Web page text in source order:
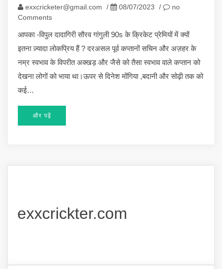
exxcricketer@gmail.com / 08/07/2023 /
no
Comments
आपका -विपुल दादागिरी सौरव गांगुली 90s के क्रिकेट प्रेमियों में क्यों
इतना ज़्यादा लोकप्रिय हैं ? दरअसल पूर्व कप्तानों सचिन और अज़हर के
नम्र स्वभाव के विपरीत अक्खड़ और जैसे को तैसा स्वभाव वाले कप्तान को
देखना लोगों को भाया था।ऊपर से दिनेश मोंगिया ,बदानी और सोढ़ी तक को
कई…
और पढ़ें
exxcrickter.com